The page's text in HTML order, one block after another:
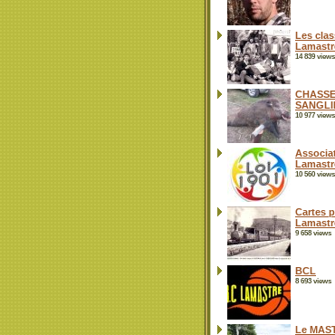
Les
14 839 views
10 977 views
10 560 views
Cartes
9 658 views
BCL
8 693 views
Le